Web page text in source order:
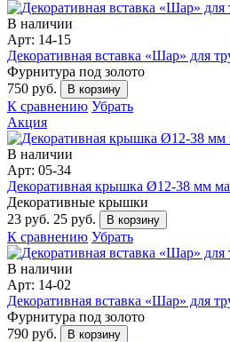
В наличии
Арт: 14-15
Декоративная вставка «Шар» для
Фурнитура под золото
750 руб.
В корзину
К сравнению Убрать
Акция
В наличии
Арт: 05-34
Декоративная крышка Ø12-38 мм
Декоративные крышки
23 руб. 25 руб. В корзину
К сравнению Убрать
В наличии
Арт: 14-02
Декоративная вставка «Шар» для
Фурнитура под золото
790 руб.
В корзину